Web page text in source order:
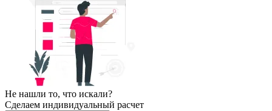
Не нашли то, что искали?
Сделаем индивидуальный расчет